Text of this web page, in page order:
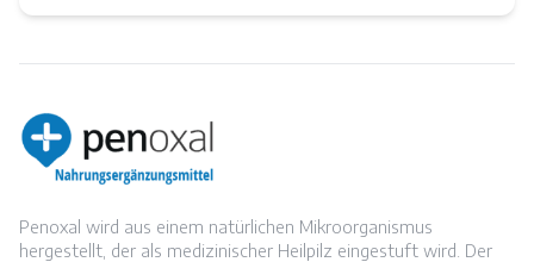
Penoxal wird aus einem natürlichen Mikroorganismus
hergestellt, der als medizinischer Heilpilz eingestuft wird. Der